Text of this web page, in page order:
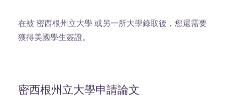
在被 密西根州立大學 或另一所大學錄取後，您還需要
獲得美國學生簽證。
密西根州立大學申請論文